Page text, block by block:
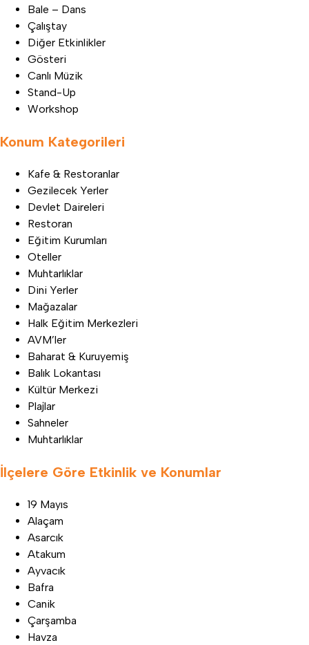
Bale – Dans
Çalıştay
Diğer Etkinlikler
Gösteri
Canlı Müzik
Stand-Up
Workshop
Konum Kategorileri
Kafe & Restoranlar
Gezilecek Yerler
Devlet Daireleri
Restoran
Eğitim Kurumları
Oteller
Muhtarlıklar
Dini Yerler
Mağazalar
Halk Eğitim Merkezleri
AVM’ler
Baharat & Kuruyemiş
Balık Lokantası
Kültür Merkezi
Plajlar
Sahneler
Muhtarlıklar
İlçelere Göre Etkinlik ve Konumlar
19 Mayıs
Alaçam
Asarcık
Atakum
Ayvacık
Bafra
Canik
Çarşamba
Havza